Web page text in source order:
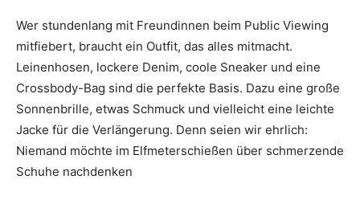
Wer stundenlang mit Freundinnen beim Public Viewing
mitfiebert, braucht ein Outfit, das alles mitmacht.
Leinenhosen, lockere Denim, coole Sneaker und eine
Crossbody-Bag sind die perfekte Basis. Dazu eine große
Sonnenbrille, etwas Schmuck und vielleicht eine leichte
Jacke für die Verlängerung. Denn seien wir ehrlich:
Niemand möchte im Elfmeterschießen über schmerzende
Schuhe nachdenken